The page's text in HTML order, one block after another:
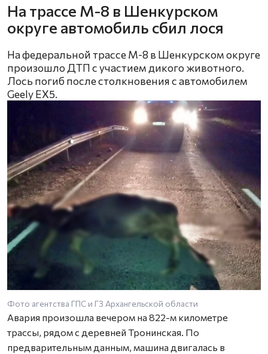
На трассе М-8 в Шенкурском
округе автомобиль сбил лося
На федеральной трассе М-8 в Шенкурском округе
произошло ДТП с участием дикого животного.
Лось погиб после столкновения с автомобилем
Geely EX5.
Фото агентства ГПС и ГЗ Архангельской области
Авария произошла вечером на 822-м километре
трассы, рядом с деревней Тронинская. По
предварительным данным, машина двигалась в